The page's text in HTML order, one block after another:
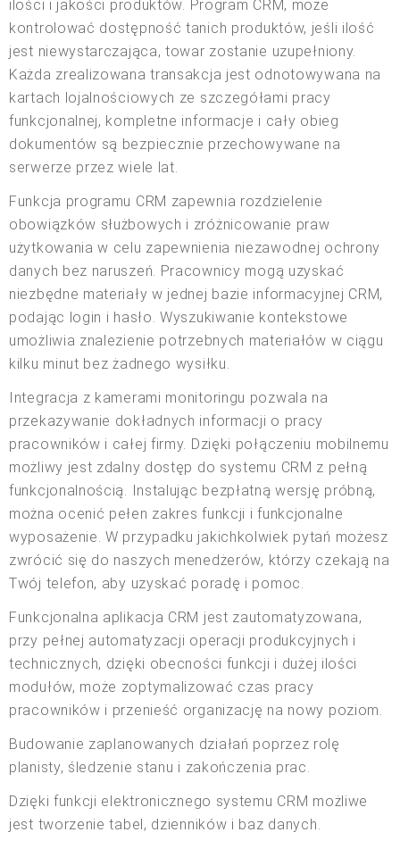
ilości i jakości produktów. Program CRM, może
kontrolować dostępność tanich produktów, jeśli ilość
jest niewystarczająca, towar zostanie uzupełniony.
Każda zrealizowana transakcja jest odnotowywana na
kartach lojalnościowych ze szczegółami pracy
funkcjonalnej, kompletne informacje i cały obieg
dokumentów są bezpiecznie przechowywane na
serwerze przez wiele lat.
Funkcja programu CRM zapewnia rozdzielenie
obowiązków służbowych i zróżnicowanie praw
użytkowania w celu zapewnienia niezawodnej ochrony
danych bez naruszeń. Pracownicy mogą uzyskać
niezbędne materiały w jednej bazie informacyjnej CRM,
podając login i hasło. Wyszukiwanie kontekstowe
umożliwia znalezienie potrzebnych materiałów w ciągu
kilku minut bez żadnego wysiłku.
Integracja z kamerami monitoringu pozwala na
przekazywanie dokładnych informacji o pracy
pracowników i całej firmy. Dzięki połączeniu mobilnemu
możliwy jest zdalny dostęp do systemu CRM z pełną
funkcjonalnością. Instalując bezpłatną wersję próbną,
można ocenić pełen zakres funkcji i funkcjonalne
wyposażenie. W przypadku jakichkolwiek pytań możesz
zwrócić się do naszych menedżerów, którzy czekają na
Twój telefon, aby uzyskać poradę i pomoc.
Funkcjonalna aplikacja CRM jest zautomatyzowana,
przy pełnej automatyzacji operacji produkcyjnych i
technicznych, dzięki obecności funkcji i dużej ilości
modułów, może zoptymalizować czas pracy
pracowników i przenieść organizację na nowy poziom.
Budowanie zaplanowanych działań poprzez rolę
planisty, śledzenie stanu i zakończenia prac.
Dzięki funkcji elektronicznego systemu CRM możliwe
jest tworzenie tabel, dzienników i baz danych.